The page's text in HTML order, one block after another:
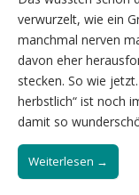
verwurzelt, wie ein
manchmal nerven
davon eher
stecken. So wie
herbstlich“ ist noch
damit so
Weiterlesen →